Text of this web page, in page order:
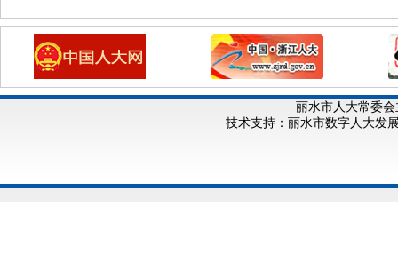
丽水市人大常委会
技术支持：丽水市数字人大发